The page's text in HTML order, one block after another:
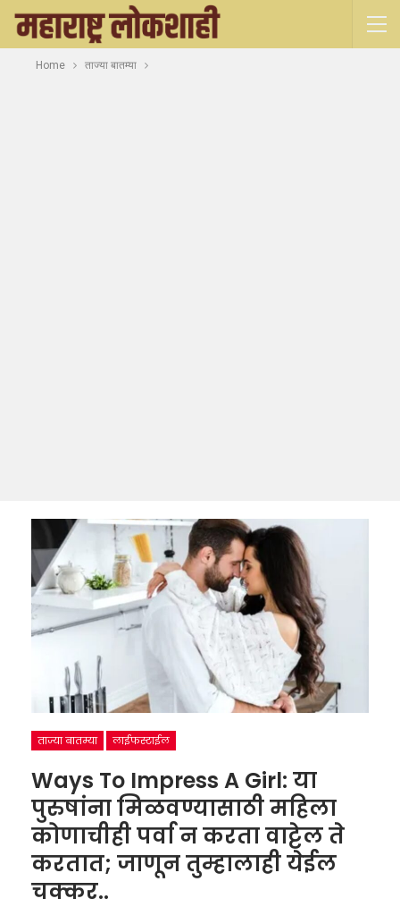
Home ताज्या बातम्या
ताज्या बातम्या लाईफस्टाईल
Ways To Impress A Girl: या
पुरुषांना मिळवण्यासाठी महिला
कोणाचीही पर्वा न करता वाट्टेल ते
करतात; जाणून तुम्हालाही येईल
चक्कर..